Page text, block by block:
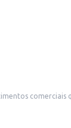
comerciais